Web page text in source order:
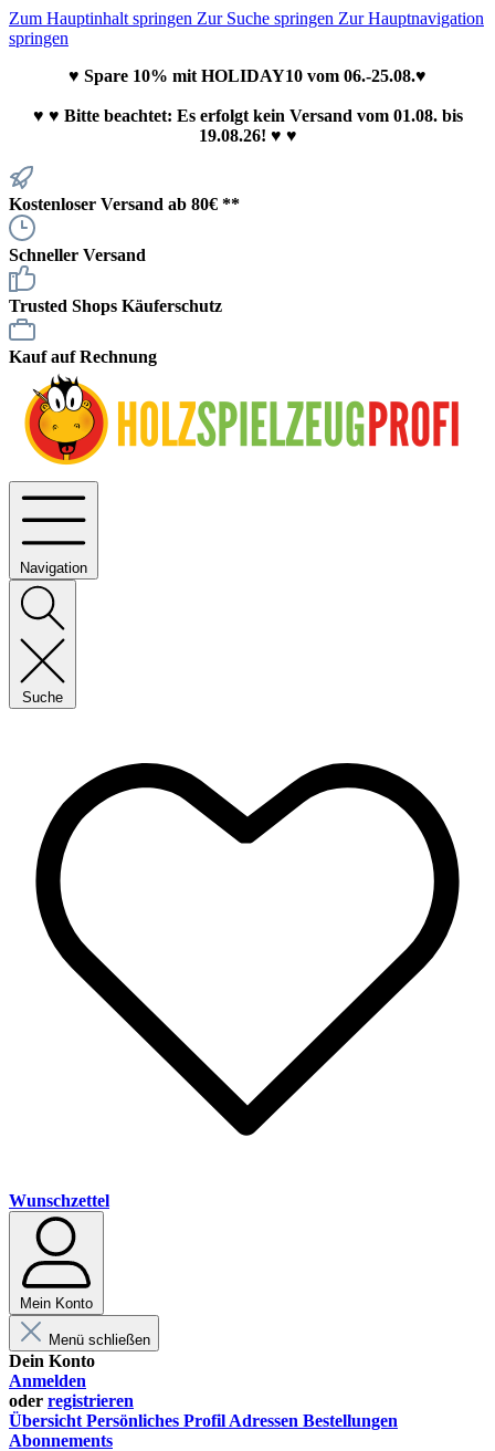
Zum Hauptinhalt springen Zur Suche springen Zur Hauptnavigation
springen
♥ Spare 10% mit HOLIDAY10 vom 06.-25.08.♥
♥ ♥ Bitte beachtet: Es erfolgt kein Versand vom 01.08. bis
19.08.26! ♥ ♥
Kostenloser Versand ab 80€ **
Schneller Versand
Trusted Shops Käuferschutz
Kauf auf Rechnung
Navigation
Suche
Wunschzettel
Mein Konto
Menü schließen
Dein Konto
Anmelden
oder registrieren
Übersicht Persönliches Profil Adressen Bestellungen
Abonnements